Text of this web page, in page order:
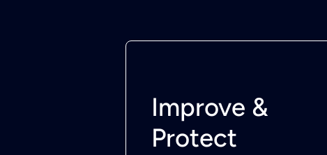
Improve &
Protect